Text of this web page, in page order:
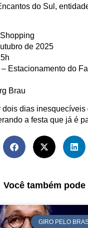
do Sul,
de 2025
Estacionamento do
Brau
dois dias
a festa que já é
Você também
GIRO PELO